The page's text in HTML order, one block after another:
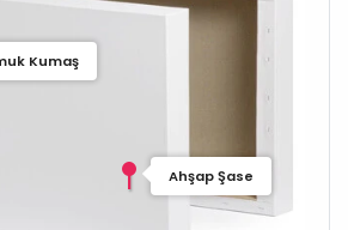
Kumaş
Ahşap Şase